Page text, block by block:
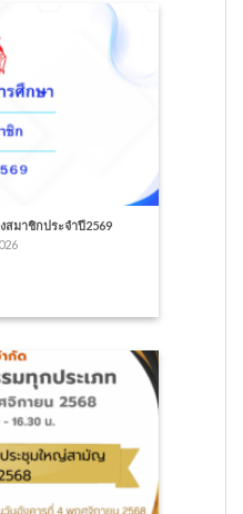
มาชิกประจำปี2569